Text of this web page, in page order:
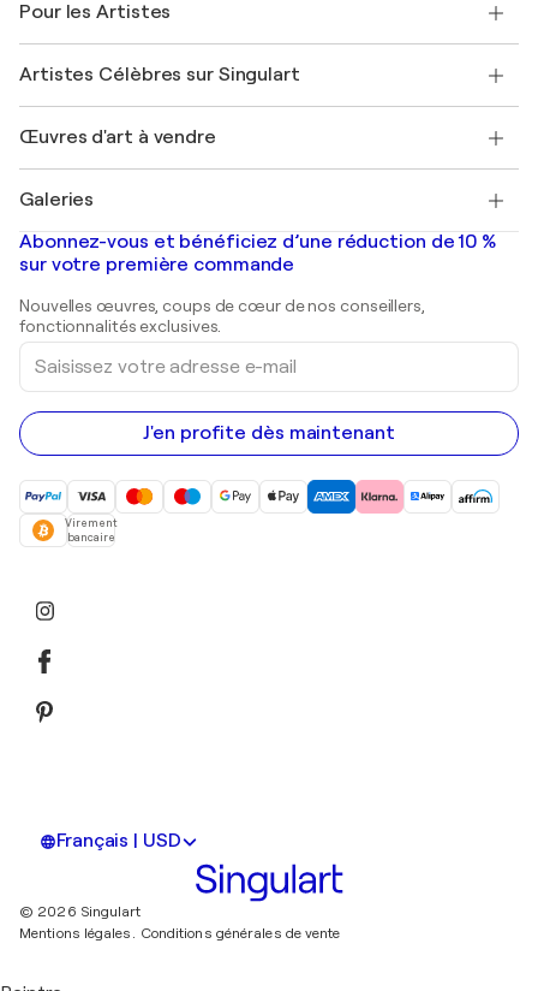
Offrir une carte cadeau
Rejoignez notre programme commercial
Mon compte
+33 1 76 44 06 42
FAQ
Magazine Singulart
Emplois
Découvrez une sélection d'art original
Pour les Artistes
Se connecter en tant qu'Artiste
Artistes Célèbres sur Singulart
Marc Chagall
Banksy
Mr. Brainwash
Shepard Fairey
Œuvres d'art à vendre
Tableaux abstraits à vendre
Peintures de paysage
Estampes
Peintures acryliques
Galeries
Galeries d'art en France
Galeries d'art en Belgique
Abonnez-vous et bénéficiez d’une réduction de 10 %
sur votre première commande
Nouvelles œuvres, coups de cœur de nos conseillers,
fonctionnalités exclusives.
Saisissez
votre
adresse
e-
mail
J'en profite dès maintenant
Virement
bancaire
Français | USD
© 2026 Singulart
Mentions légales. Conditions générales de vente